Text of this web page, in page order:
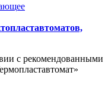
с рекомендованными